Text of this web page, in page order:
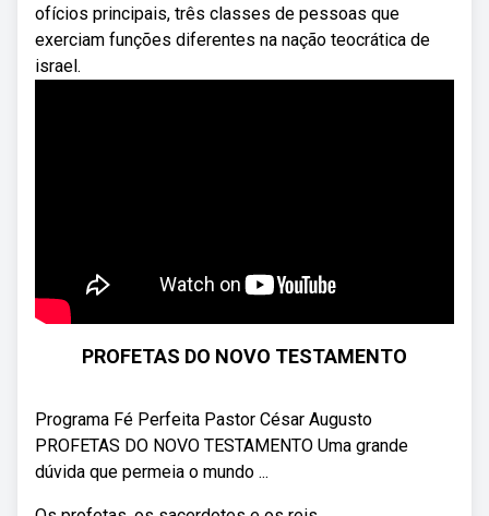
ofícios principais, três classes de pessoas que
exerciam funções diferentes na nação teocrática de
israel.
PROFETAS DO NOVO TESTAMENTO
Programa Fé Perfeita Pastor César Augusto
PROFETAS DO NOVO TESTAMENTO Uma grande
dúvida que permeia o mundo ...